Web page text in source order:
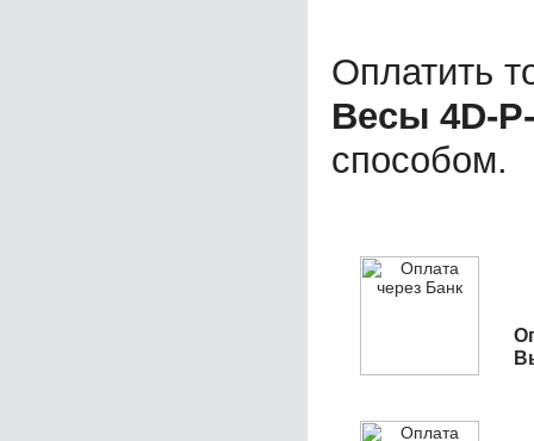
Оплатить
Весы 4D-
способом.